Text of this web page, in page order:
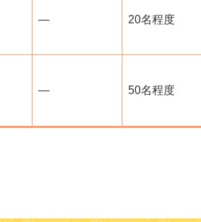
― 20名程度
― 50名程度